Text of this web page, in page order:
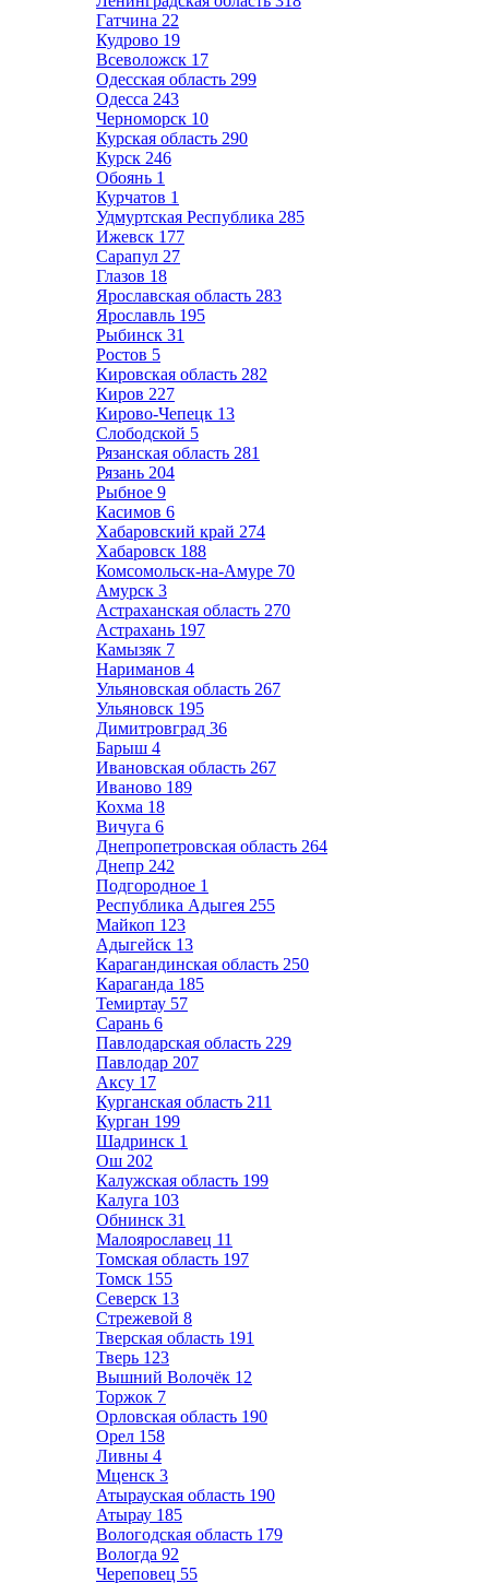
Гатчина 22
Кудрово 19
Всеволожск 17
Одесская область 299
Одесса 243
Черноморск 10
Курская область 290
Курск 246
Обоянь 1
Курчатов 1
Удмуртская Республика 285
Ижевск 177
Сарапул 27
Глазов 18
Ярославская область 283
Ярославль 195
Рыбинск 31
Ростов 5
Кировская область 282
Киров 227
Кирово-Чепецк 13
Слободской 5
Рязанская область 281
Рязань 204
Рыбное 9
Касимов 6
Хабаровский край 274
Хабаровск 188
Комсомольск-на-Амуре 70
Амурск 3
Астраханская область 270
Астрахань 197
Камызяк 7
Нариманов 4
Ульяновская область 267
Ульяновск 195
Димитровград 36
Барыш 4
Ивановская область 267
Иваново 189
Кохма 18
Вичуга 6
Днепропетровская область 264
Днепр 242
Подгородное 1
Республика Адыгея 255
Майкоп 123
Адыгейск 13
Карагандинская область 250
Караганда 185
Темиртау 57
Сарань 6
Павлодарская область 229
Павлодар 207
Аксу 17
Курганская область 211
Курган 199
Шадринск 1
Ош 202
Калужская область 199
Калуга 103
Обнинск 31
Малоярославец 11
Томская область 197
Томск 155
Северск 13
Стрежевой 8
Тверская область 191
Тверь 123
Вышний Волочёк 12
Торжок 7
Орловская область 190
Орел 158
Ливны 4
Мценск 3
Атырауская область 190
Атырау 185
Вологодская область 179
Вологда 92
Череповец 55